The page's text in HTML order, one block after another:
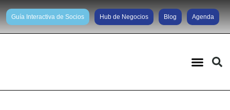
Guía Interactiva de Socios Hub de Negocios Blog Agenda